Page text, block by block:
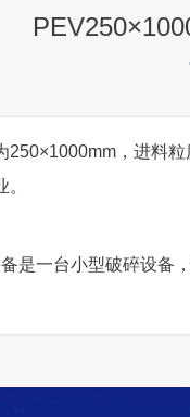
，进料
是一台小型破碎设备